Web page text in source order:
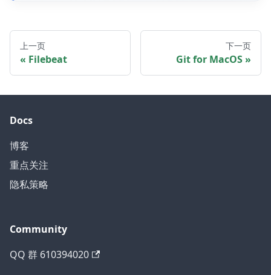
上一页
Filebeat
下一页
Git for MacOS
Docs
博客
重点关注
隐私策略
Community
QQ 群 610394020